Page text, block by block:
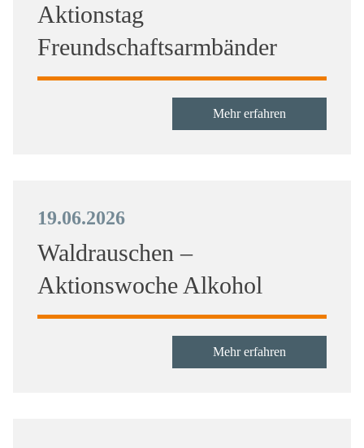
Aktionstag
Freundschaftsarmbänder
Mehr erfahren
19.06.2026
Waldrauschen –
Aktionswoche Alkohol
Mehr erfahren